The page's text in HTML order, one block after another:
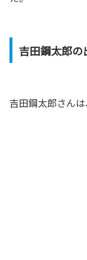
吉田鋼太郎の
吉田鋼太郎さんは